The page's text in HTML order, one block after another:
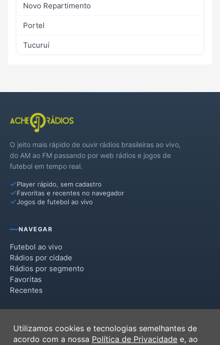
Novo Repartimento
Portel
Tucuruí
O jeito mais rápido de ouvir rádios brasileiras ao vivo,
do AM ao FM passando por web rádios e jogos de
futebol em tempo real.
Player rápido, sem cadastro
Favoritas e recentes no navegador
Jogos de futebol ao vivo
NAVEGAR
Futebol ao vivo
Rádios por cidade
Rádios por segmento
Favoritas
Recentes
Termos de Uso
Utilizamos cookies e tecnologias semelhantes de
acordo com a nossa Política de Privacidade e, ao